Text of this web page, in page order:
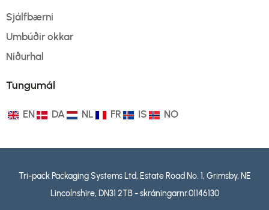
Sjálfbærni
Umbúðir okkar
Niðurhal
Tungumál
EN DA NL FR IS NO
Tri-pack Packaging Systems Ltd, Estate Road No. 1, Grimsby, NE
Lincolnshire, DN31 2TB - skráningarnr.01146130